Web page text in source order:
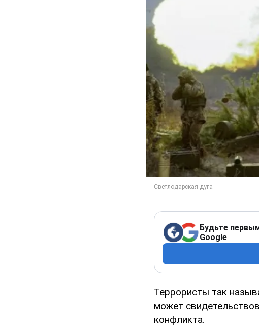
Будьте
Google
Террористы так
может
конфликта.